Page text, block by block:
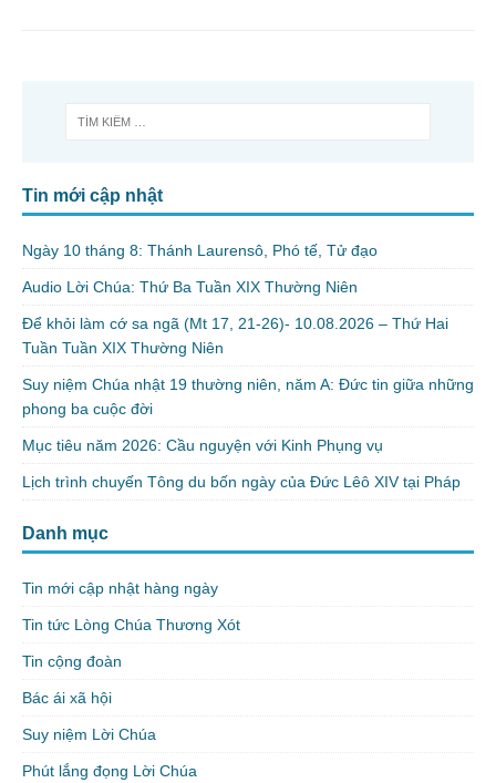
Tin mới cập nhật
Ngày 10 tháng 8: Thánh Laurensô, Phó tế, Tử đạo
Audio Lời Chúa: Thứ Ba Tuần XIX Thường Niên
Để khỏi làm cớ sa ngã (Mt 17, 21-26)- 10.08.2026 – Thứ Hai
Tuần Tuần XIX Thường Niên
Suy niệm Chúa nhật 19 thường niên, năm A: Đức tin giữa những
phong ba cuộc đời
Mục tiêu năm 2026: Cầu nguyện với Kinh Phụng vụ
Lịch trình chuyến Tông du bốn ngày của Đức Lêô XIV tại Pháp
Danh mục
Tin mới cập nhật hàng ngày
Tin tức Lòng Chúa Thương Xót
Tin cộng đoàn
Bác ái xã hội
Suy niệm Lời Chúa
Phút lắng đọng Lời Chúa